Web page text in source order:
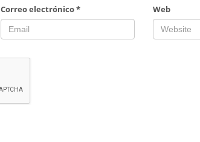
Correo electrónico* Web